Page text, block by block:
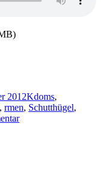
2012Kdoms,
, rmen, Schutthügel,
zu